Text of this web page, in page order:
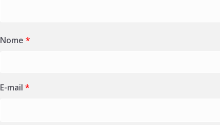
Nome *
E-mail *